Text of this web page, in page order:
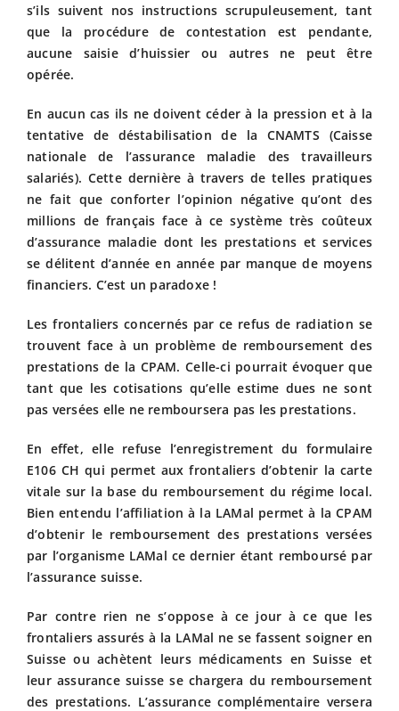
s’ils suivent nos instructions scrupuleusement, tant
que la procédure de contestation est pendante,
aucune saisie d’huissier ou autres ne peut être
opérée.
En aucun cas ils ne doivent céder à la pression et à la
tentative de déstabilisation de la CNAMTS (Caisse
nationale de l’assurance maladie des travailleurs
salariés). Cette dernière à travers de telles pratiques
ne fait que conforter l’opinion négative qu’ont des
millions de français face à ce système très coûteux
d’assurance maladie dont les prestations et services
se délitent d’année en année par manque de moyens
financiers. C’est un paradoxe !
Les frontaliers concernés par ce refus de radiation se
trouvent face à un problème de remboursement des
prestations de la CPAM. Celle-ci pourrait évoquer que
tant que les cotisations qu’elle estime dues ne sont
pas versées elle ne remboursera pas les prestations.
En effet, elle refuse l’enregistrement du formulaire
E106 CH qui permet aux frontaliers d’obtenir la carte
vitale sur la base du remboursement du régime local.
Bien entendu l’affiliation à la LAMal permet à la CPAM
d’obtenir le remboursement des prestations versées
par l’organisme LAMal ce dernier étant remboursé par
l’assurance suisse.
Par contre rien ne s’oppose à ce jour à ce que les
frontaliers assurés à la LAMal ne se fassent soigner en
Suisse ou achètent leurs médicaments en Suisse et
leur assurance suisse se chargera du remboursement
des prestations. L’assurance complémentaire versera